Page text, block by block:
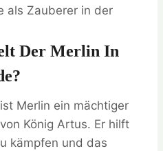
als Zauberer in der
Der Merlin In
Merlin ein mächtiger
König Artus. Er hilft
kämpfen und das